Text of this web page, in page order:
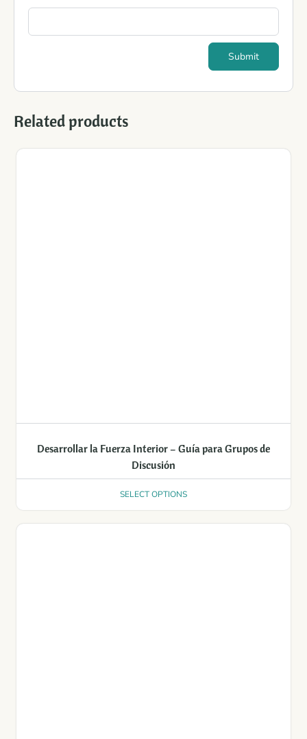
Related products
Desarrollar la Fuerza Interior – Guía para Grupos de
Discusión
SELECT OPTIONS